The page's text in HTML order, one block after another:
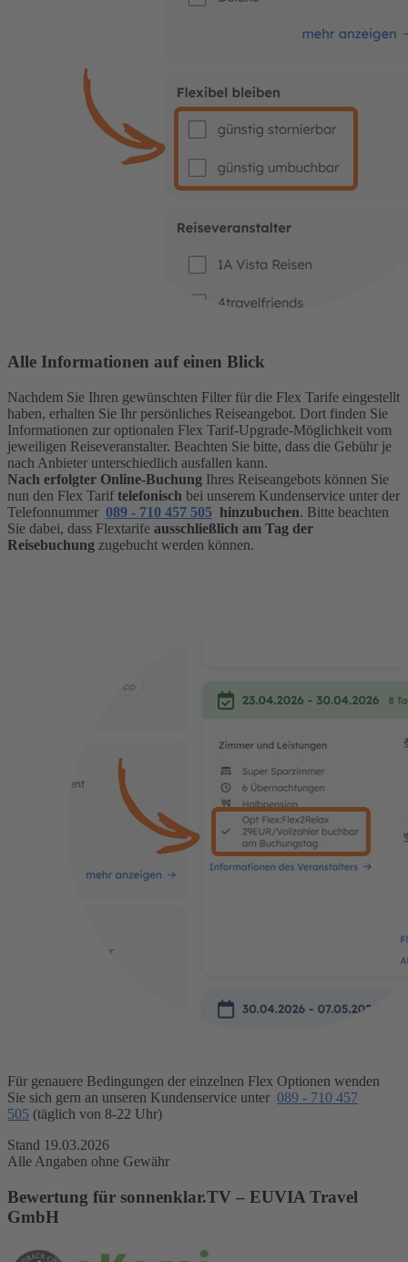
Alle Informationen auf einen Blick
Nachdem Sie Ihren gewünschten Filter für die Flex Tarife eingestellt
haben, erhalten Sie Ihr persönliches Reiseangebot. Dort finden Sie
Informationen zur optionalen Flex Tarif-Upgrade-Möglichkeit vom
jeweiligen Reiseveranstalter. Beachten Sie bitte, dass die Gebühr je
nach Anbieter unterschiedlich ausfallen kann.
Nach erfolgter Online-Buchung Ihres Reiseangebots können Sie
nun den Flex Tarif telefonisch bei unserem Kundenservice unter der
Telefonnummer ​ 089 - 710 457 505 hinzubuchen. Bitte beachten
Sie dabei, dass Flextarife ausschließlich am Tag der
Reisebuchung zugebucht werden können.
Für genauere Bedingungen der einzelnen Flex Optionen wenden
Sie sich gern an unseren Kundenservice unter 089 - 710 457
505 (täglich von 8-22 Uhr)
Stand 19.03.2026
Alle Angaben ohne Gewähr
Bewertung für sonnenklar.TV – EUVIA Travel
GmbH